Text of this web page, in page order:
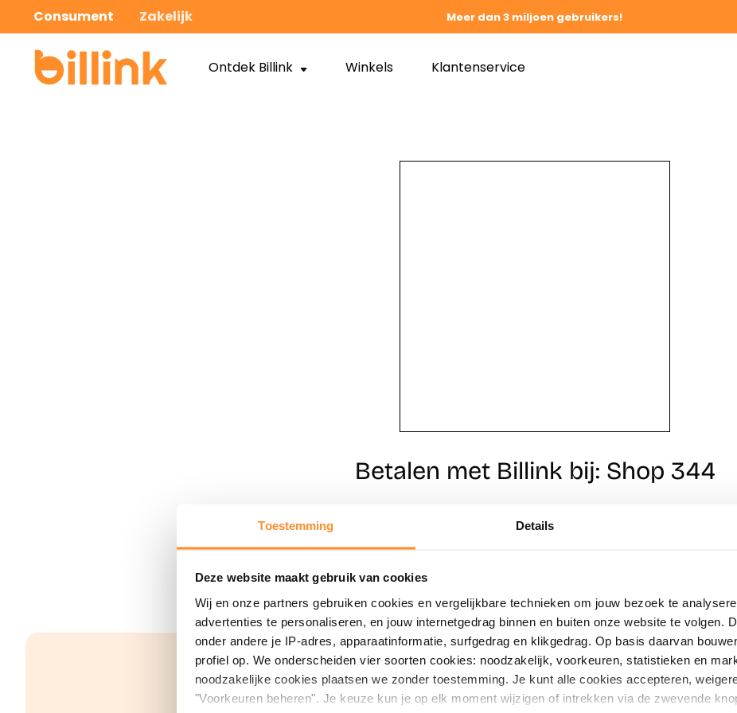
Toestemming Details
Deze website maakt gebruik van cookies
Wij en onze partners gebruiken cookies en vergelijkbare technieken om jouw bezoek te
advertenties te personaliseren, en jouw internetgedrag binnen en buiten onze website te volgen.
onder andere je IP-adres, apparaatinformatie, surfgedrag en klikgedrag. Op basis daarvan
profiel op. We onderscheiden vier soorten cookies: noodzakelijk, voorkeuren, statistieken en
noodzakelijke cookies plaatsen we zonder toestemming. Je kunt alle cookies accepteren,
"Voorkeuren beheren". Je keuze kun je op elk moment wijzigen of intrekken via de zwevende
Consument Zakelijk Meer dan 3 miljoen gebruikers!
Ontdek Billink Winkels Klantenservice
Betalen met Billink bij: Shop 344